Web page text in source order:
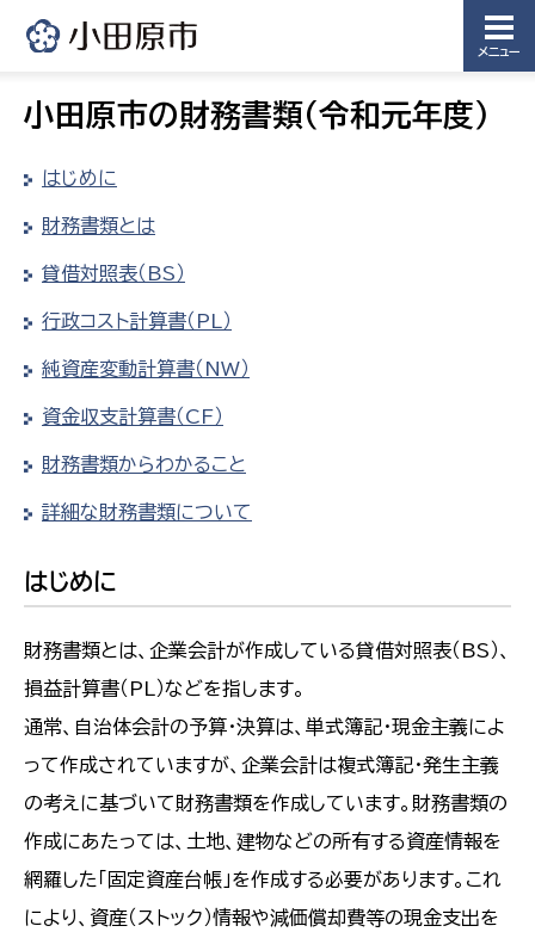
メニュー
小田原市の財務書類（令和元年度）
はじめに
財務書類とは
貸借対照表（BS）
行政コスト計算書（PL）
純資産変動計算書（NW）
資金収支計算書（CF）
財務書類からわかること
詳細な財務書類について
はじめに
財務書類とは、企業会計が作成している貸借対照表（BS）、
損益計算書（PL）などを指します。
通常、自治体会計の予算・決算は、単式簿記・現金主義によ
って作成されていますが、企業会計は複式簿記・発生主義
の考えに基づいて財務書類を作成しています。財務書類の
作成にあたっては、土地、建物などの所有する資産情報を
網羅した「固定資産台帳」を作成する必要があります。これ
により、資産（ストック）情報や減価償却費等の現金支出を